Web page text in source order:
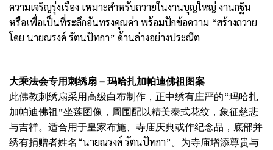
ความเจริญรุ่งเรือง เหมาะสำหรับถวายในงานบุญใหญ่ งานกฐิน
หรือเพื่อเป็นที่ระลึกอันทรงคุณค่า พร้อมปักข้อความ “สร้างถวาย
โดย นายณรงค์ รัตนปัทกา” ด้านล่างอย่างประณีต
大乘法会专用刺绣扇 – 玛哈扎加帕迪佛祖图案
此佛教刺绣扇采用高级白布制作，正中绣有庄严的“玛哈扎
加帕迪佛祖”坐莲图像，周围配以精美泰式花纹，象征慈悲
与吉祥。适合用于皇家布施、寺庙庆典或作纪念品，底部并
绣有捐赠者姓名“นายณรงค์ รัตนปัทกา”。为寺庙增添尊贵与